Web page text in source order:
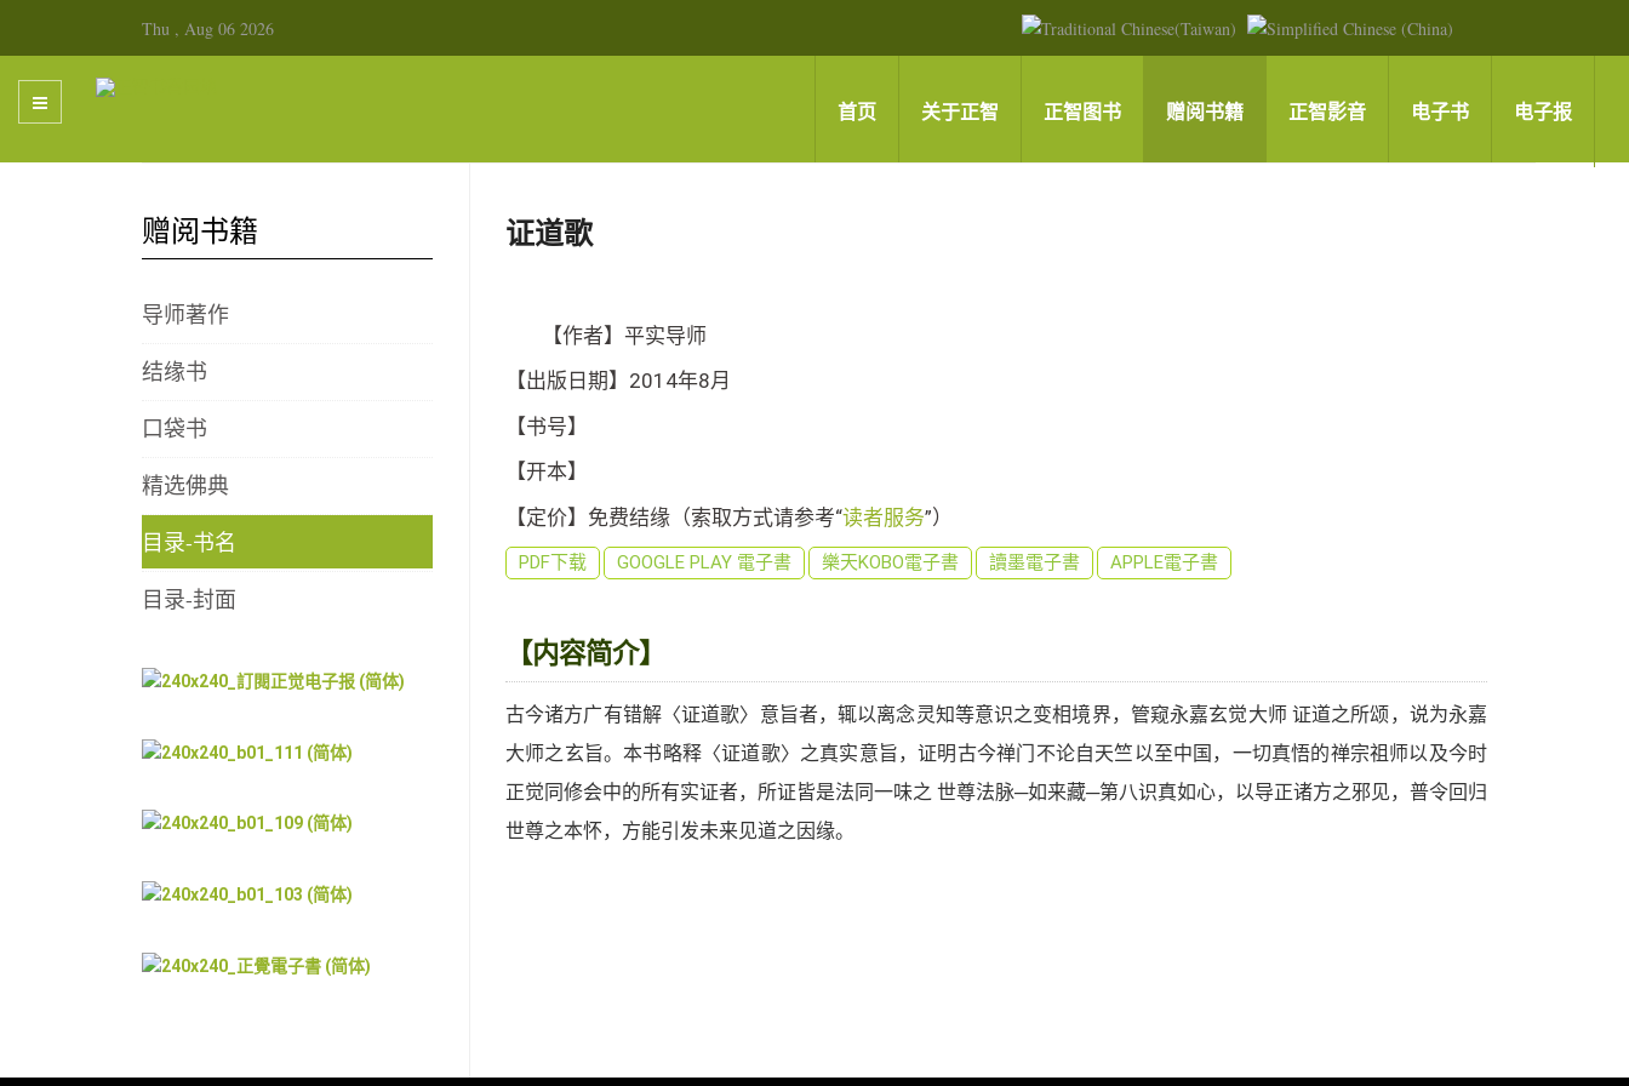
Thu , Aug 06 2026
首页 关于正智 正智图书 赠阅书籍 正智影音 电子书 电子报
证道歌
【作者】平实导师
【出版日期】2014年8月
【书号】
【开本】
【定价】免费结缘（索取方式请参考“读者服务”）
PDF下载 GOOGLE PLAY 電子書 樂天KOBO電子書 讀墨電子書 APPLE電子書
【内容简介】
古今诸方广有错解〈证道歌〉意旨者，辄以离念灵知等意识之变相境界，管窥永嘉玄觉大师 证道之所颂，说为永嘉
大师之玄旨。本书略释〈证道歌〉之真实意旨，证明古今禅门不论自天竺以至中国，一切真悟的禅宗祖师以及今时
正觉同修会中的所有实证者，所证皆是法同一味之 世尊法脉─如来藏─第八识真如心，以导正诸方之邪见，普令回归
世尊之本怀，方能引发未来见道之因缘。
赠阅书籍
导师著作
结缘书
口袋书
精选佛典
目录-书名
目录-封面